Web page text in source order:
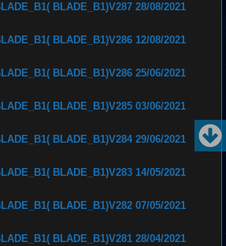
BLADE_B1)V287 28/08/2021
BLADE_B1)V286 12/08/2021
BLADE_B1)V286 25/06/2021
BLADE_B1)V285 03/06/2021
BLADE_B1)V284 29/06/2021
BLADE_B1)V283 14/05/2021
BLADE_B1)V282 07/05/2021
BLADE_B1)V281 28/04/2021